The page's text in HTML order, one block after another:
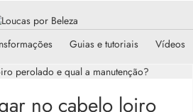
Guias e tutoriais Vídeos
no cabelo loiro